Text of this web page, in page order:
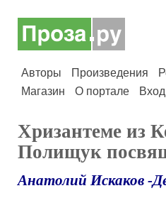
Авторы Произведения
Магазин
О портале
Хризантеме из
Полищук
Анатолий Искаков -